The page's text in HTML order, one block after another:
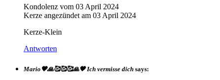
Kondolenz vom 03 April 2024
Kerze angezündet am 03 April 2024
Kerze-Klein
Antworten
Mario🖤🙏🥰🥰🥰🙏🖤 Ich vermisse dich says: